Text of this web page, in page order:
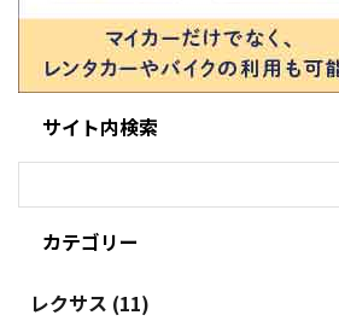
サイト内検索
カテゴリー
レクサス (11)